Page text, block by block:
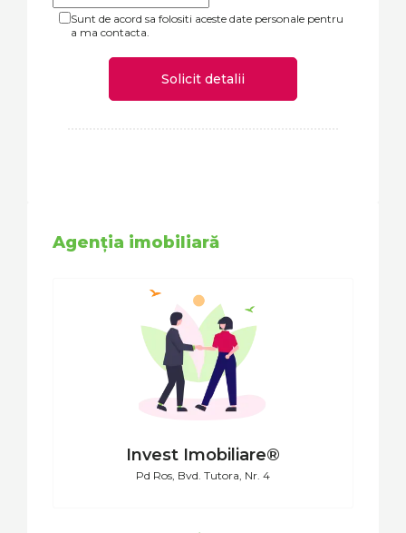
Sunt de acord sa folositi aceste date personale pentru
a ma contacta.
Solicit detalii
Agenția imobiliară
Invest Imobiliare®
Pd Ros, Bvd. Tutora, Nr. 4